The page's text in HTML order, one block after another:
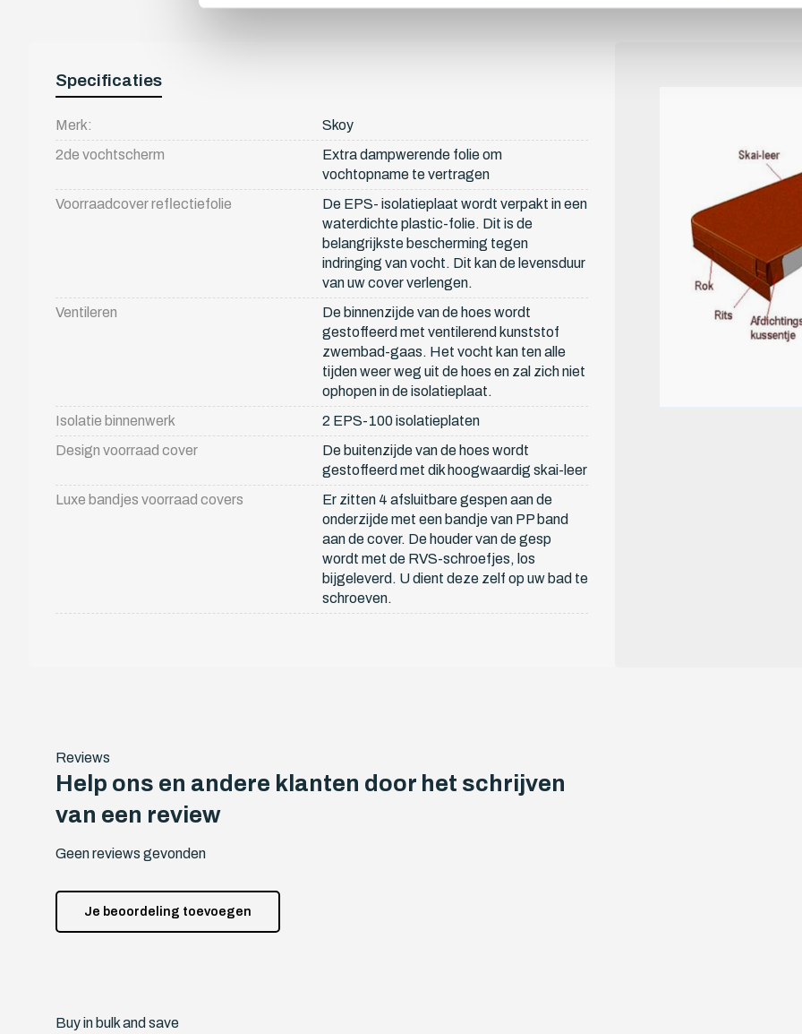
Specificaties
Merk:
Skoy
2de vochtscherm
Extra dampwerende folie om
vochtopname te vertragen
Voorraadcover reflectiefolie
De EPS- isolatieplaat wordt verpakt in een
waterdichte plastic-folie. Dit is de
belangrijkste bescherming tegen
indringing van vocht. Dit kan de levensduur
van uw cover verlengen.
Ventileren
De binnenzijde van de hoes wordt
gestoffeerd met ventilerend kunststof
zwembad-gaas. Het vocht kan ten alle
tijden weer weg uit de hoes en zal zich niet
ophopen in de isolatieplaat.
Isolatie binnenwerk
2 EPS-100 isolatieplaten
Design voorraad cover
De buitenzijde van de hoes wordt
gestoffeerd met dik hoogwaardig skai-leer
Luxe bandjes voorraad covers
Er zitten 4 afsluitbare gespen aan de
onderzijde met een bandje van PP band
aan de cover. De houder van de gesp
wordt met de RVS-schroefjes, los
bijgeleverd. U dient deze zelf op uw bad te
schroeven.
Reviews
Help ons en andere klanten door het schrijven
van een review
Geen reviews gevonden
Je beoordeling toevoegen
Buy in bulk and save